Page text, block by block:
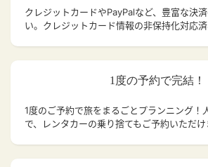
クレジットカードやPayPalなど、豊富な決
い。クレジットカード情報の非保持化対応済
1度の予約で完結！
1度のご予約で旅をまるごとプランニング！
で、レンタカーの乗り捨てもご予約いただけ